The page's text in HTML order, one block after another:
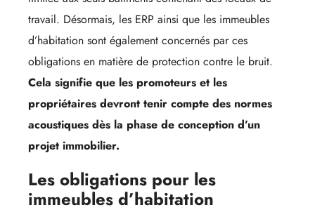
travail. Désormais, les ERP ainsi que les immeubles
d’habitation sont également concernés par ces
obligations en matière de protection contre le bruit.
Cela signifie que les promoteurs et les
propriétaires devront tenir compte des normes
acoustiques dès la phase de conception d’un
projet immobilier.
Les obligations pour les
immeubles d’habitation